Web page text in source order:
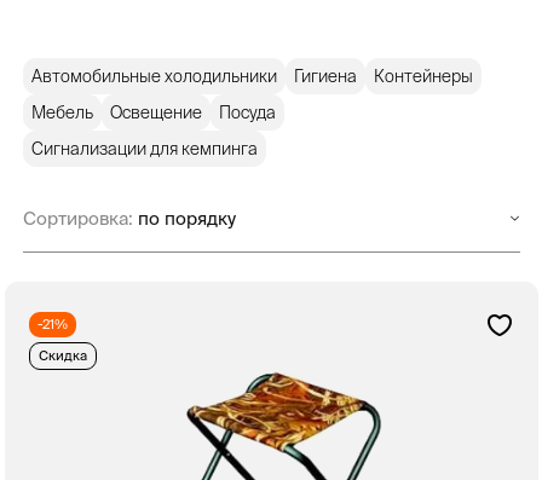
Автомобильные холодильники Гигиена
Контейнеры
Мебель
Освещение
Посуда
Сигнализации для кемпинга
Сортировка:
-21%
Скидка